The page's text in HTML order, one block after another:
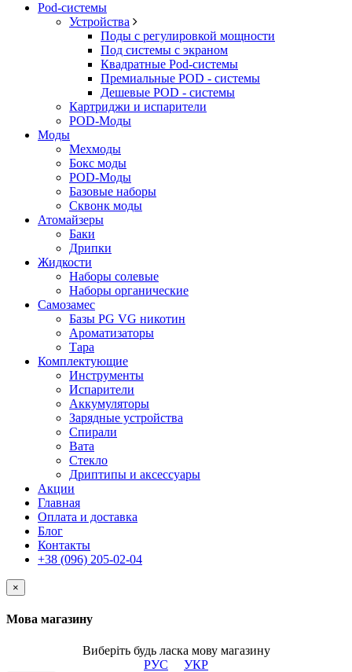
Pod-системы
Устройства
Поды с регулировкой мощности
Под системы с экраном
Квадратные Pod-системы
Премиальные POD - системы
Дешевые POD - системы
Картриджи и испарители
POD-Моды
Моды
Мехмоды
Бокс моды
POD-Моды
Базовые наборы
Сквонк моды
Атомайзеры
Баки
Дрипки
Жидкости
Наборы солевые
Наборы органические
Самозамес
Базы PG VG никотин
Ароматизаторы
Тара
Комплектующие
Инструменты
Испарители
Аккумуляторы
Зарядные устройства
Спирали
Вата
Стекло
Дриптипы и аксессуары
Акции
Главная
Оплата и доставка
Блог
Контакты
+38 (096) 205-02-04
×
Мова магазину
Виберіть будь ласка мову магазину
РУС
УКР